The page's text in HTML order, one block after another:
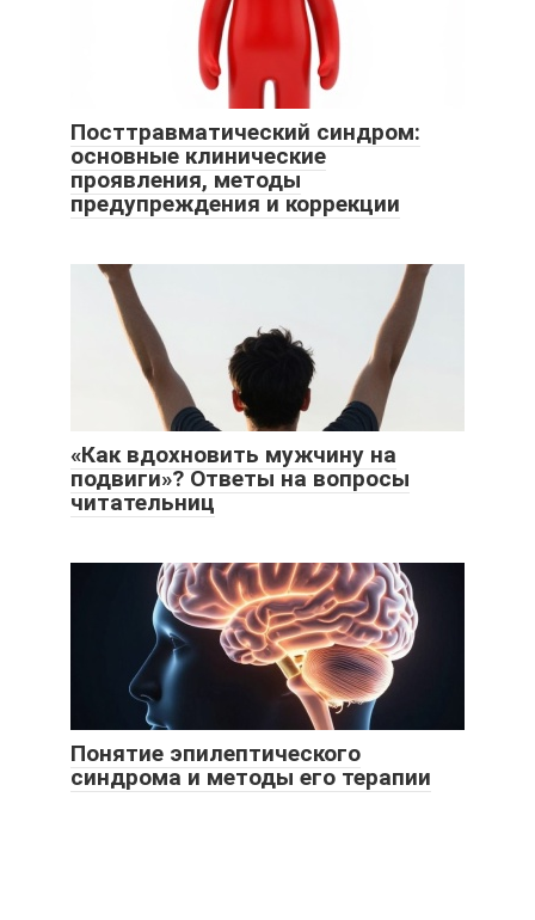
Посттравматический синдром:
основные клинические
проявления, методы
предупреждения и коррекции
«Как вдохновить мужчину на
подвиги»? Ответы на вопросы
читательниц
Понятие эпилептического
синдрома и методы его терапии